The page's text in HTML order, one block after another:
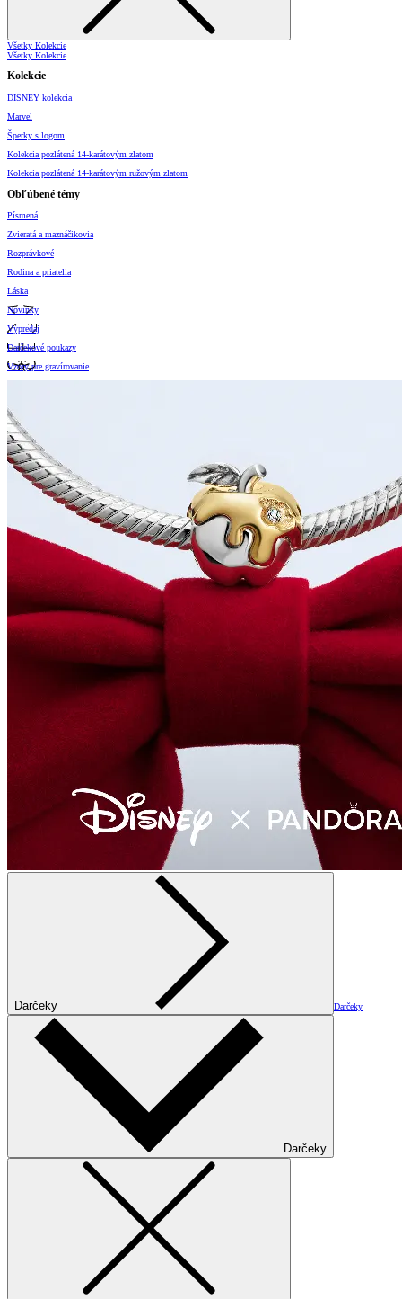
Všetky Kolekcie
Všetky Kolekcie
Kolekcie
DISNEY kolekcia
Marvel
Šperky s logom
Kolekcia pozlátená 14-karátovým zlatom
Kolekcia pozlátená 14-karátovým ružovým zlatom
Obľúbené témy
Písmená
Zvieratá a maznáčikovia
Rozprávkové
Rodina a priatelia
Láska
Novinky
Výpredaj
Darčekové poukazy
Vzory pre gravírovanie
Darčeky Darčeky
Darčeky